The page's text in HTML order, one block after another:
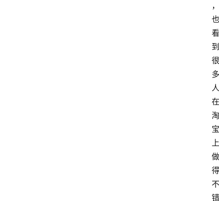
，
也
看
到
很
多
人
在
淘
宝
上
做
得
不
错